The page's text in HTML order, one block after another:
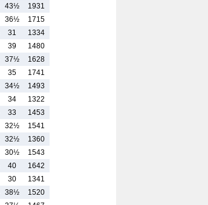
43½
1931
36½
1715
31
1334
39
1480
37½
1628
35
1741
34½
1493
34
1322
33
1453
32½
1541
32½
1360
30½
1543
40
1642
30
1341
38½
1520